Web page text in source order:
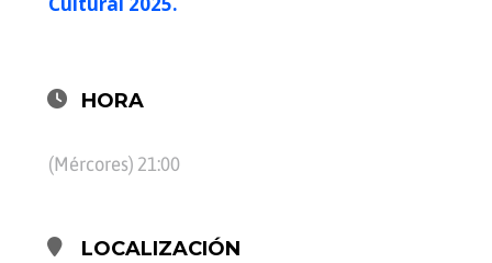
HORA
(Mércores) 21:00
LOCALIZACIÓN